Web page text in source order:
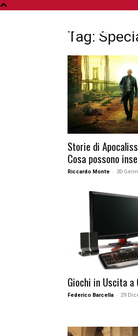
Tag:
Storie di
Cosa possono
Riccardo Monte - 30
Giochi in Uscita a
Federico Barcella - 29